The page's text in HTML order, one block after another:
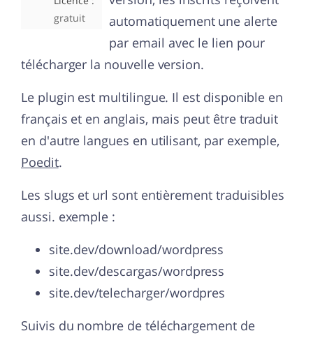
gratuit
automatiquement une alerte
par email avec le lien pour
télécharger la nouvelle version.
Le plugin est multilingue. Il est disponible en
français et en anglais, mais peut être traduit
en d'autre langues en utilisant, par exemple,
Poedit.
Les slugs et url sont entièrement traduisibles
aussi. exemple :
site.dev/download/wordpress
site.dev/descargas/wordpress
site.dev/telecharger/wordpres
Suivis du nombre de téléchargement de